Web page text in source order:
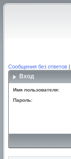
Сообщения без ответов |
Вход
Имя пользователя:
Пароль: